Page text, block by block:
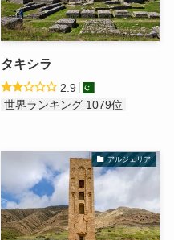
タキシラ
2.9
世界ランキング 1079位
アルジェリア